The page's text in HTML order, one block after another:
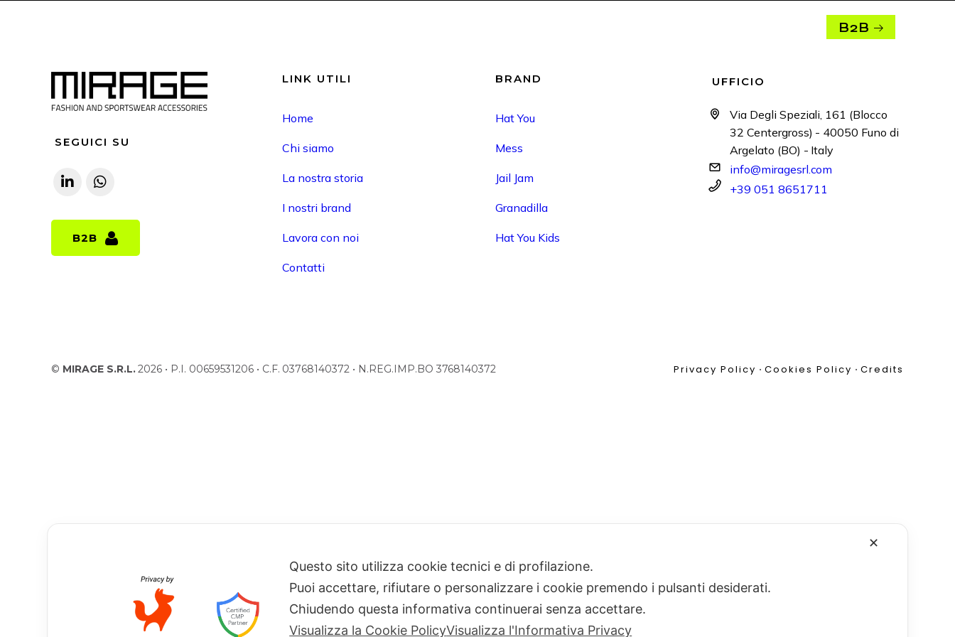
B2B
SEGUICI SU
B2B
B2B
LINK UTILI
Home
Chi siamo
La nostra storia
I nostri brand
Lavora con noi
Contatti
BRAND
Hat You
Mess
Jail Jam
Granadilla
Hat You Kids
UFFICIO
Via Degli Speziali, 161 (Blocco
32 Centergross) - 40050 Funo di
Argelato (BO) - Italy
info@miragesrl.com
+39 051 8651711
© MIRAGE S.R.L.2026 • P.I. 00659531206 • C.F. 03768140372 • N.REG.IMP.BO 3768140372 Privacy Policy •Cookies Policy • Credits
✕
Questo sito utilizza cookie tecnici e di profilazione.
Puoi accettare, rifiutare o personalizzare i cookie premendo i pulsanti desiderati.
Chiudendo questa informativa continuerai senza accettare.
Visualizza la Cookie PolicyVisualizza l'Informativa Privacy